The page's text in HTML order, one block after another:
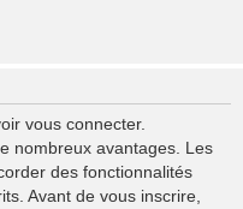
vous connecter.
nombreux avantages. Les
des fonctionnalités
Avant de vous inscrire,